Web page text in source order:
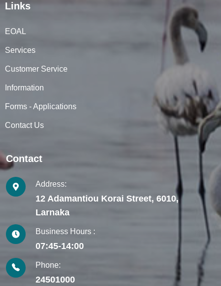
Links
EOAL
Services
Customer Service
Information
Forms - Applications
Contact Us
Contact
Address:
12 Adamantiou Korai Street, 6010,
Larnaka
Business Hours :
07:45-14:00
Phone:
24501000